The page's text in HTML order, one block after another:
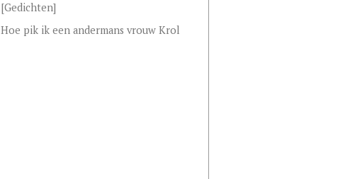
[Gedichten]
Hoe pik ik een andermans vrouw Krol